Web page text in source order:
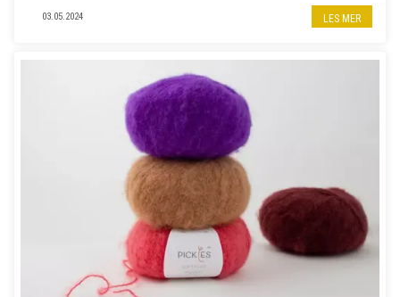
, er
03.05.2024 LES MER